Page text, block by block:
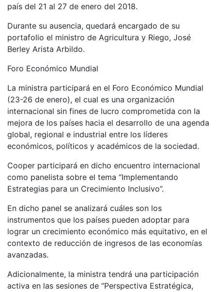
país del 21 al 27 de enero del 2018.
Durante su ausencia, quedará encargado de su
portafolio el ministro de Agricultura y Riego, José
Berley Arista Arbildo.
Foro Económico Mundial
La ministra participará en el Foro Económico Mundial
(23-26 de enero), el cual es una organización
internacional sin fines de lucro comprometida con la
mejora de los países hacia el desarrollo de una agenda
global, regional e industrial entre los líderes
económicos, políticos y académicos de la sociedad.
Cooper participará en dicho encuentro internacional
como panelista sobre el tema “Implementando
Estrategias para un Crecimiento Inclusivo”.
En dicho panel se analizará cuáles son los
instrumentos que los países pueden adoptar para
lograr un crecimiento económico más equitativo, en el
contexto de reducción de ingresos de las economías
avanzadas.
Adicionalmente, la ministra tendrá una participación
activa en las sesiones de “Perspectiva Estratégica,